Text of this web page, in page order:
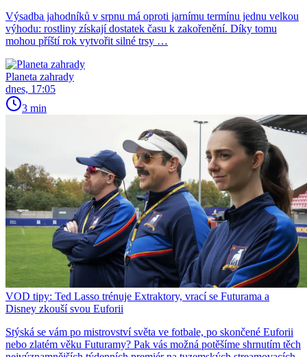
Výsadba jahodníků v srpnu má oproti jarnímu termínu jednu velkou
výhodu: rostliny získají dostatek času k zakořenění. Díky tomu
mohou příští rok vytvořit silné trsy …
Planeta zahrady
dnes, 17:05
3 min
VOD tipy: Ted Lasso trénuje Extraktory, vrací se Futurama a
Disney zkouší svou Euforii
Stýská se vám po mistrovství světa ve fotbale, po skončené Euforii
nebo zlatém věku Futuramy? Pak vás možná potěšíme shrnutím těch